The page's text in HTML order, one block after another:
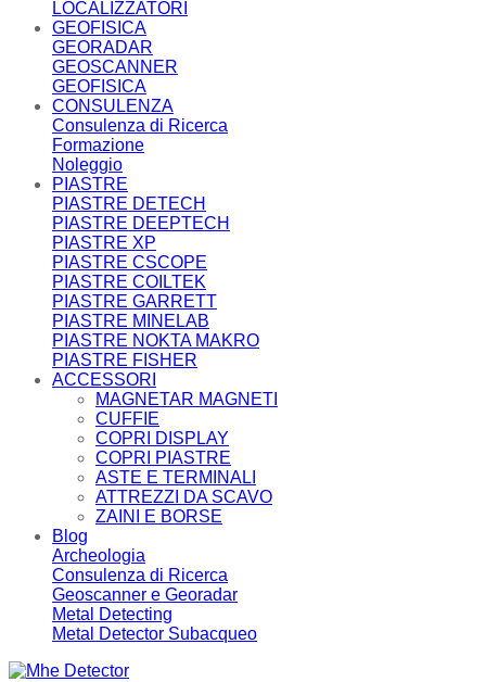
LOCALIZZATORI
GEOFISICA
GEORADAR
GEOSCANNER
GEOFISICA
CONSULENZA
Consulenza di Ricerca
Formazione
Noleggio
PIASTRE
PIASTRE DETECH
PIASTRE DEEPTECH
PIASTRE XP
PIASTRE CSCOPE
PIASTRE COILTEK
PIASTRE GARRETT
PIASTRE MINELAB
PIASTRE NOKTA MAKRO
PIASTRE FISHER
ACCESSORI
MAGNETAR MAGNETI
CUFFIE
COPRI DISPLAY
COPRI PIASTRE
ASTE E TERMINALI
ATTREZZI DA SCAVO
ZAINI E BORSE
Blog
Archeologia
Consulenza di Ricerca
Geoscanner e Georadar
Metal Detecting
Metal Detector Subacqueo